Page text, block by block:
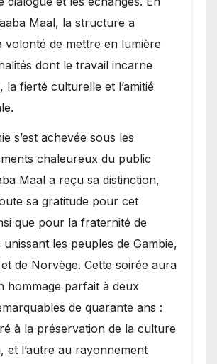
Maal, la structure a
volonté de mettre en lumière
dont le travail incarne
la fierté culturelle et l’amitié
s’est achevée sous les
chaleureux du public
Maal a reçu sa distinction,
sa gratitude pour cet
que pour la fraternité de
unissant les peuples de Gambie,
de Norvège. Cette soirée aura
hommage parfait à deux
de quarante ans :
à la préservation de la culture
et l’autre au rayonnement